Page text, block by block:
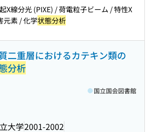
X線分光 (PIXE) / 荷電粒子ビーム / 特性X
元素 / 化学状態分析
二重層におけるカテキン類の
分析
大学2001-2002
国立国会図書館